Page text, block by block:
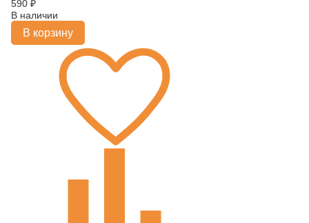
590 ₽
В наличии
В корзину